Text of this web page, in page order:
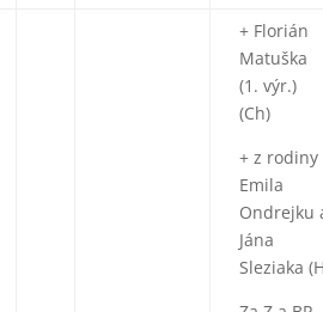
+ Florián
Matuška
(1. výr.)
(Ch)
+ z rodiny
Emila
Ondrejku
Jána
Sleziaka